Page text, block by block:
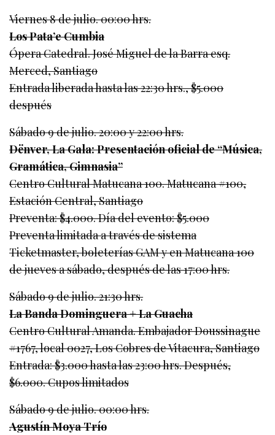
Viernes 8 de julio. 00:00 hrs.
Los Pata’e Cumbia
Ópera Catedral. José Miguel de la Barra esq.
Merced, Santiago
Entrada liberada hasta las 22:30 hrs., $5.000
después
Sábado 9 de julio. 20:00 y 22:00 hrs.
Dënver, La Gala: Presentación oficial de “Música,
Gramática, Gimnasia”
Centro Cultural Matucana 100. Matucana #100,
Estación Central, Santiago
Preventa: $4.000. Día del evento: $5.000
Preventa limitada a través de sistema
Ticketmaster, boleterías GAM y en Matucana 100
de jueves a sábado, después de las 17:00 hrs.
Sábado 9 de julio. 21:30 hrs.
La Banda Dominguera + La Guacha
Centro Cultural Amanda. Embajador Doussinague
#1767, local 0027, Los Cobres de Vitacura, Santiago
Entrada: $3.000 hasta las 23:00 hrs. Después,
$6.000. Cupos limitados
Sábado 9 de julio. 00:00 hrs.
Agustín Moya Trío